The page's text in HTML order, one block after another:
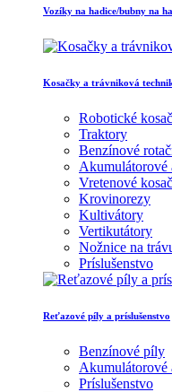
Vozíky na hadice/bubny na
Kosačky a trávniková
Robotické
Traktory
Benzínové
Akumulátorové
Vretenové
Krovinorezy
Kultivátory
Vertikutátory
Nožnice na
Príslušenstvo
Reťazové píly a príslušenstvo
Benzínové píly
Akumulátorové
Príslušenstvo